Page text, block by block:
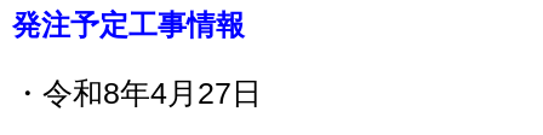
発注予定工事情報
・令和8年4月27日